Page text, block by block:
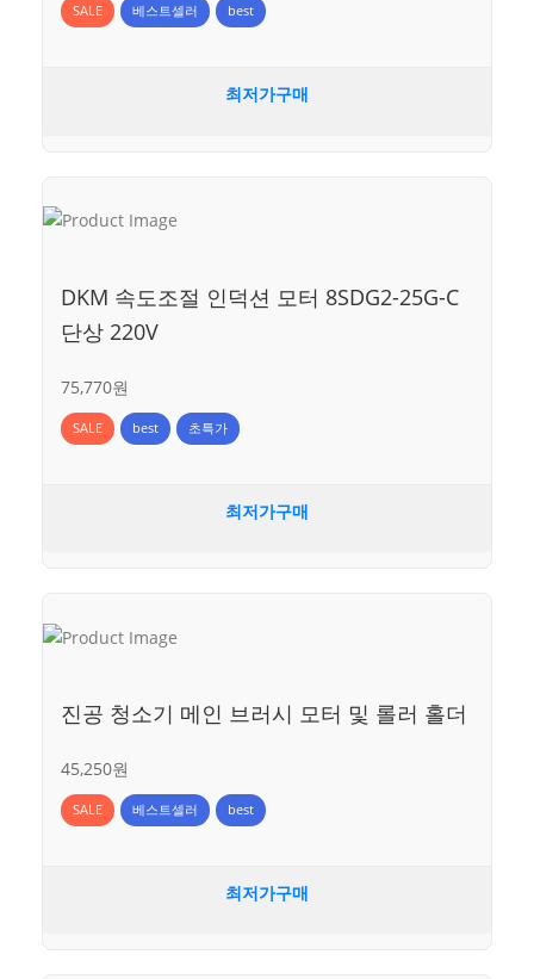
SALE 베스트셀러 best
최저가구매
DKM 속도조절 인덕션 모터 8SDG2-25G-C
단상 220V
75,770원
SALE best 초특가
최저가구매
진공 청소기 메인 브러시 모터 및 롤러 홀더
45,250원
SALE 베스트셀러 best
최저가구매